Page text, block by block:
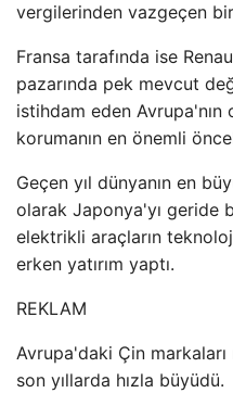
vergilerinden vazgeçen
Fransa tarafında ise
pazarında pek mevcut
istihdam eden
korumanın en önemli
Geçen yıl dünyanın en
olarak Japonya'yı geride
elektrikli araçların
erken yatırım yaptı.
REKLAM
Avrupa'daki Çin
son yıllarda hızla büyüdü.